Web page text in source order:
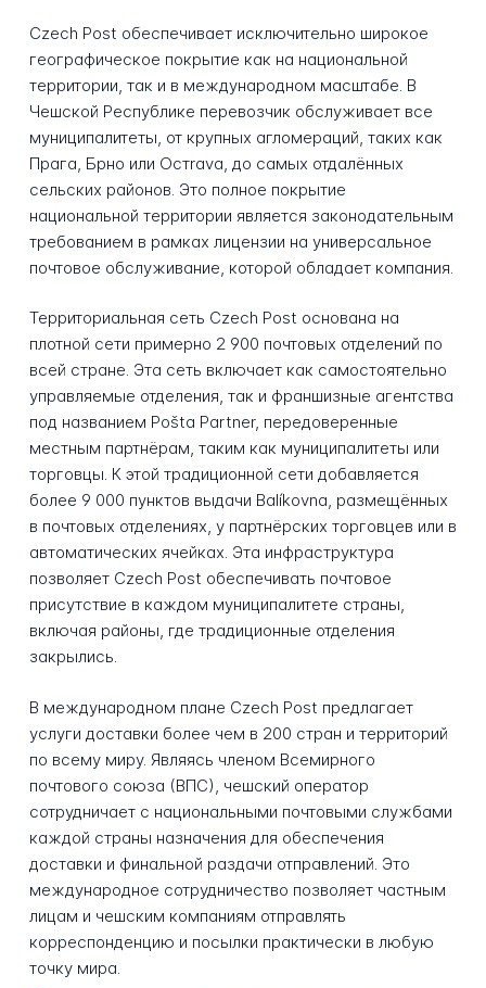
Czech Post обеспечивает исключительно широкое
географическое покрытие как на национальной
территории, так и в международном масштабе. В
Чешской Республике перевозчик обслуживает все
муниципалитеты, от крупных агломераций, таких как
Прага, Брно или Остrava, до самых отдалённых
сельских районов. Это полное покрытие
национальной территории является законодательным
требованием в рамках лицензии на универсальное
почтовое обслуживание, которой обладает компания.
Территориальная сеть Czech Post основана на
плотной сети примерно 2 900 почтовых отделений по
всей стране. Эта сеть включает как самостоятельно
управляемые отделения, так и франшизные агентства
под названием Pošta Partner, передоверенные
местным партнёрам, таким как муниципалитеты или
торговцы. К этой традиционной сети добавляется
более 9 000 пунктов выдачи Balíkovna, размещённых
в почтовых отделениях, у партнёрских торговцев или в
автоматических ячейках. Эта инфраструктура
позволяет Czech Post обеспечивать почтовое
присутствие в каждом муниципалитете страны,
включая районы, где традиционные отделения
закрылись.
В международном плане Czech Post предлагает
услуги доставки более чем в 200 стран и территорий
по всему миру. Являясь членом Всемирного
почтового союза (ВПС), чешский оператор
сотрудничает с национальными почтовыми службами
каждой страны назначения для обеспечения
доставки и финальной раздачи отправлений. Это
международное сотрудничество позволяет частным
лицам и чешским компаниям отправлять
корреспонденцию и посылки практически в любую
точку мира.